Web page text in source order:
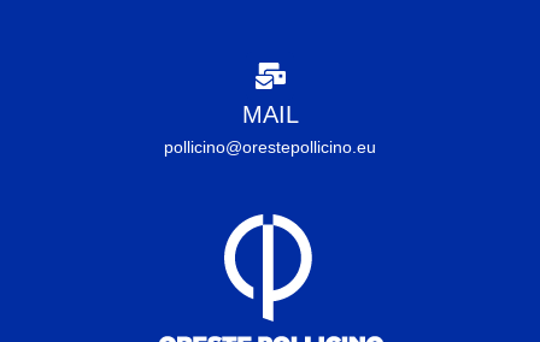
MAIL
pollicino@orestepollicino.eu